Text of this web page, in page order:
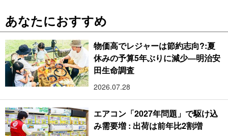
あなたにおすすめ
物価高でレジャーは節約志向?:夏
休みの予算5年ぶりに減少―明治安
田生命調査
2026.07.28
エアコン「2027年問題」で駆け込
み需要増 : 出荷は前年比2割増